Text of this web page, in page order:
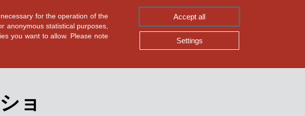
ASMPT SMT Solutions|
ョ
for the operation of the
anonymous statistical purposes,
you want to allow. Please note
Accept all
Settings